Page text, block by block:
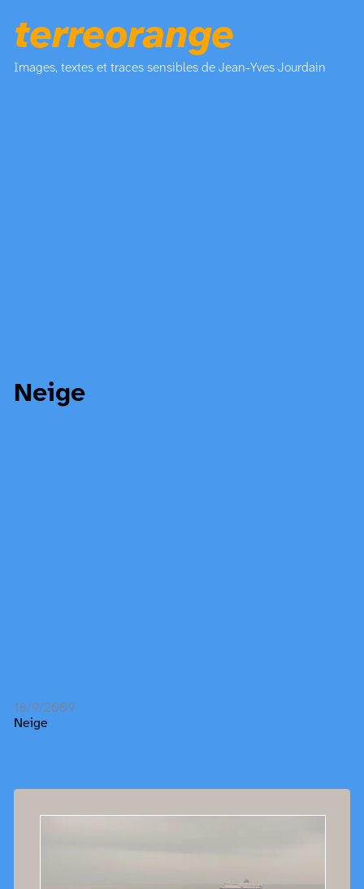
terreorange
Images, textes et traces sensibles de Jean-Yves Jourdain
Neige
18/9/2009
Neige